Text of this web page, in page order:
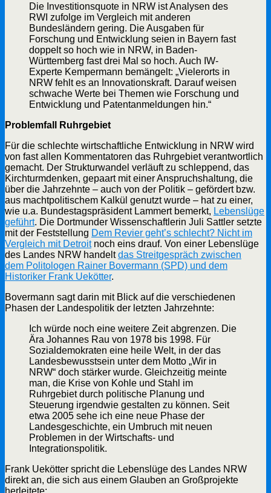
Die Investitionsquote in NRW ist Analysen des
RWI zufolge im Vergleich mit anderen
Bundesländern gering. Die Ausgaben für
Forschung und Entwicklung seien in Bayern fast
doppelt so hoch wie in NRW, in Baden-
Württemberg fast drei Mal so hoch. Auch IW-
Experte Kempermann bemängelt: „Vielerorts in
NRW fehlt es an Innovationskraft. Darauf weisen
schwache Werte bei Themen wie Forschung und
Entwicklung und Patentanmeldungen hin.“
Problemfall Ruhrgebiet
Für die schlechte wirtschaftliche Entwicklung in NRW wird
von fast allen Kommentatoren das Ruhrgebiet verantwortlich
gemacht. Der Strukturwandel verläuft zu schleppend, das
Kirchturmdenken, gepaart mit einer Anspruchshaltung, die
über die Jahrzehnte – auch von der Politik – gefördert bzw.
aus machtpolitischem Kalkül genutzt wurde – hat zu einer,
wie u.a. Bundestagspräsident Lammert bemerkt, Lebenslüge
geführt. Die Dortmunder Wissenschaftlerin Juli Sattler setzte
mit der Feststellung Dem Revier geht’s schlecht? Nicht im
Vergleich mit Detroitnoch eins drauf. Von einer Lebenslüge
des Landes NRW handeltdas Streitgespräch zwischen
dem Politologen Rainer Bovermann (SPD) und dem
Historiker Frank Uekötter.
Bovermann sagt darin mit Blick auf die verschiedenen
Phasen der Landespolitik der letzten Jahrzehnte:
Ich würde noch eine weitere Zeit abgrenzen. Die
Ära Johannes Rau von 1978 bis 1998. Für
Sozialdemokraten eine heile Welt, in der das
Landesbewusstsein unter dem Motto „Wir in
NRW“ doch stärker wurde. Gleichzeitig meinte
man, die Krise von Kohle und Stahl im
Ruhrgebiet durch politische Planung und
Steuerung irgendwie gestalten zu können. Seit
etwa 2005 sehe ich eine neue Phase der
Landesgeschichte, ein Umbruch mit neuen
Problemen in der Wirtschafts- und
Integrationspolitik.
Frank Uekötter spricht die Lebenslüge des Landes NRW
direkt an, die sich aus einem Glauben an Großprojekte
herleitete: